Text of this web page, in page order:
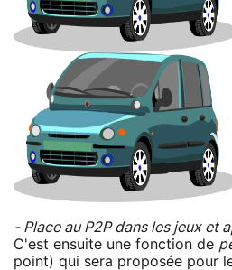
- Place au P2P dans les jeux et
C'est ensuite une fonction de
point) qui sera proposée pour